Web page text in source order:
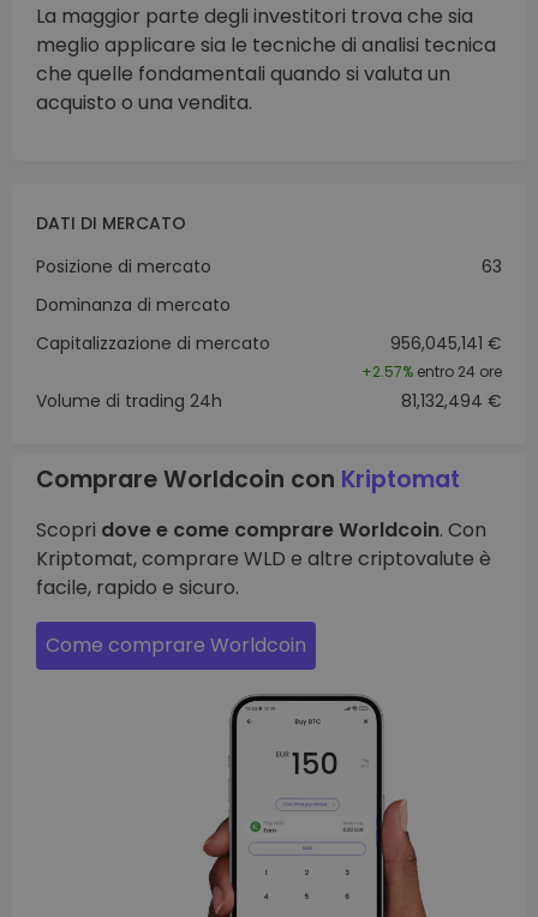
La maggior parte degli investitori trova che sia
meglio applicare sia le tecniche di analisi tecnica
che quelle fondamentali quando si valuta un
acquisto o una vendita.
DATI DI MERCATO
Posizione di mercato
63
Dominanza di mercato
Capitalizzazione di mercato
956,045,141 €
+2.57% entro 24 ore
Volume di trading 24h 81,132,494 €
Comprare Worldcoin con Kriptomat
Scopri dove e come comprare Worldcoin. Con
Kriptomat, comprare WLD e altre criptovalute è
facile, rapido e sicuro.
Come comprare Worldcoin